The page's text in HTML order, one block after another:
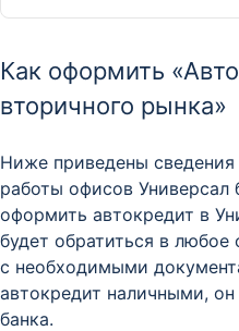
Как оформить
вторичного рынка»
Ниже приведены
работы офисов Универсал
оформить автокредит в
будет обратиться в любое
с необходимыми
автокредит наличными,
банка.